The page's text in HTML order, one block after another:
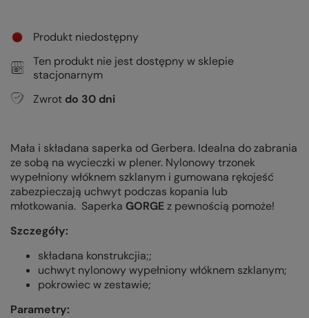
Produkt niedostępny
Ten produkt nie jest dostępny w sklepie
stacjonarnym
Zwrot do 30 dni
Mała i składana saperka od Gerbera. Idealna do zabrania
ze sobą na wycieczki w plener. Nylonowy trzonek
wypełniony włóknem szklanym i gumowana rękojeść
zabezpieczają uchwyt podczas kopania lub
młotkowania. Saperka GORGEz pewnością pomoże!
Szczegóły:
składana konstrukcjia;;
uchwyt nylonowy wypełniony włóknem szklanym;
pokrowiec w zestawie;
Parametry: